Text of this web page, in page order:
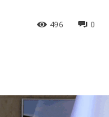
0
496